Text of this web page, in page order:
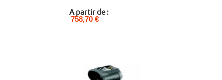
A partir de :
758,70 €